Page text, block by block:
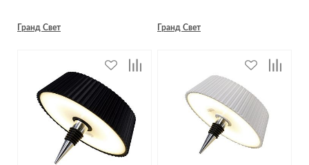
Гранд Свет Гранд Свет